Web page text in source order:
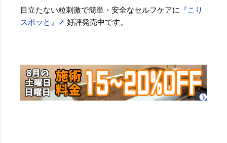
目立たない粒刺激で簡単・安全なセルフケアに
『こり
スポッと』➚ 好評発売中です。